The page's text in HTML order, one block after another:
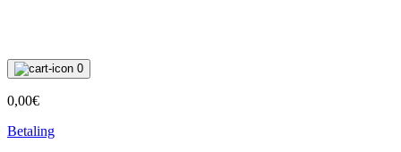
0
0,00€
Betaling